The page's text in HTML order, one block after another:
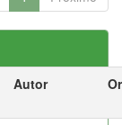
Autor